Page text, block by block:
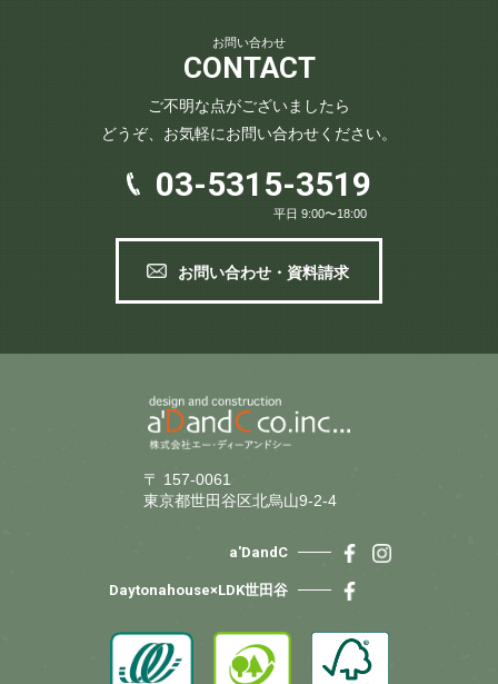
お問い合わせ
CONTACT
ご不明な点がございましたら
どうぞ、お気軽にお問い合わせください。
03-5315-3519
平日 9:00〜18:00
お問い合わせ・資料請求
〒 157-0061
東京都世田谷区北烏山9-2-4
a'DandC
Daytonahouse×LDK世田谷